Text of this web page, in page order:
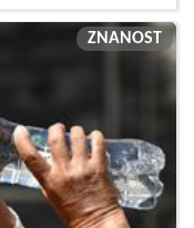
ZNANOST